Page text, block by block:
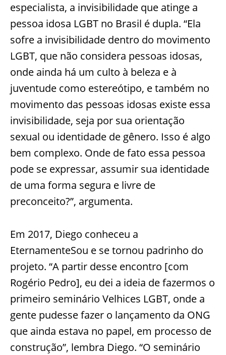
especialista, a invisibilidade que atinge a
pessoa idosa LGBT no Brasil é dupla. “Ela
sofre a invisibilidade dentro do movimento
LGBT, que não considera pessoas idosas,
onde ainda há um culto à beleza e à
juventude como estereótipo, e também no
movimento das pessoas idosas existe essa
invisibilidade, seja por sua orientação
sexual ou identidade de gênero. Isso é algo
bem complexo. Onde de fato essa pessoa
pode se expressar, assumir sua identidade
de uma forma segura e livre de
preconceito?”, argumenta.
Em 2017, Diego conheceu a
EternamenteSou e se tornou padrinho do
projeto. “A partir desse encontro [com
Rogério Pedro], eu dei a ideia de fazermos o
primeiro seminário Velhices LGBT, onde a
gente pudesse fazer o lançamento da ONG
que ainda estava no papel, em processo de
construção”, lembra Diego. “O seminário